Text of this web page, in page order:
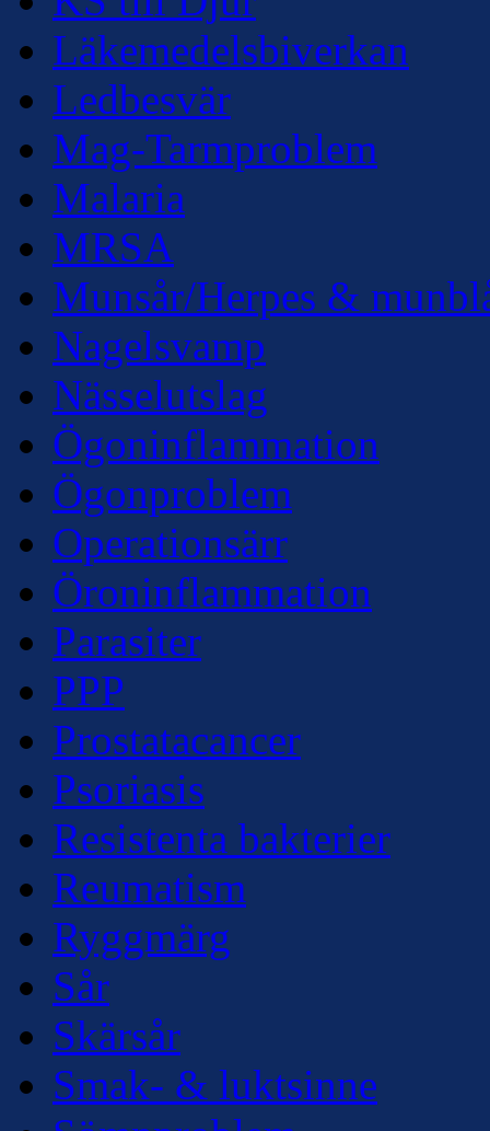
Läkemedelsbiverkan
Ledbesvär
Mag-Tarmproblem
Malaria
MRSA
Munsår/Herpes &
Nagelsvamp
Nässelutslag
Ögoninflammation
Ögonproblem
Operationsärr
Öroninflammation
Parasiter
PPP
Prostatacancer
Psoriasis
Resistenta bakterier
Reumatism
Ryggmärg
Sår
Skärsår
Smak- & luktsinne